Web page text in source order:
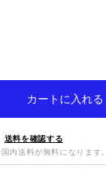
カートに入れる
送料を確認する
内送料が無料になります。